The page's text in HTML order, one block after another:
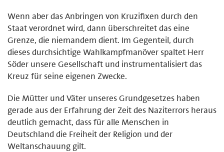
Wenn aber das Anbringen von Kruzifixen durch den
Staat verordnet wird, dann überschreitet das eine
Grenze, die niemandem dient. Im Gegenteil, durch
dieses durchsichtige Wahlkampfmanöver spaltet Herr
Söder unsere Gesellschaft und instrumentalisiert das
Kreuz für seine eigenen Zwecke.
Die Mütter und Väter unseres Grundgesetzes haben
gerade aus der Erfahrung der Zeit des Naziterrors heraus
deutlich gemacht, dass für alle Menschen in
Deutschland die Freiheit der Religion und der
Weltanschauung gilt.